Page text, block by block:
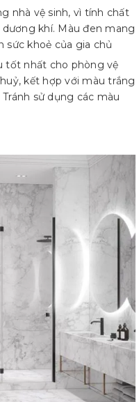
nhà vệ sinh, vì tính chất
khí. Màu đen mang
khoẻ của gia chủ
tốt nhất cho phòng vệ
kết hợp với màu trắng
sử dụng các màu